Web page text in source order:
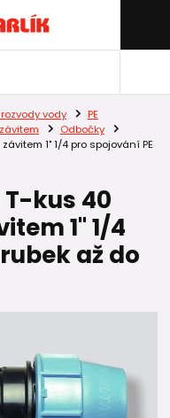
vody
PE
Odbočky
1" 1/4 pro spojování PE
kus 40
1" 1/4
až do